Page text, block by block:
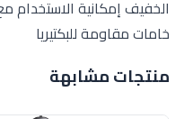
الخفیف إمكانیة الاستخدام
خامات مقاومة للبكتیریا
منتجات مشابهة